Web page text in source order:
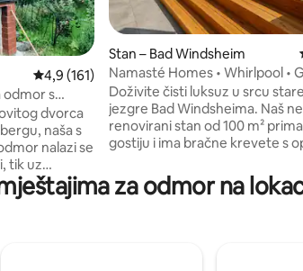
Prosječna ocjena: 4,9/5, recenzija: 161
4,9 (161)
odmor s
dvorca
naša s
nalazi se
tik uz
Naš smještaj
od
Stan – Bad Windsheim
Namasté Homes • Whirlpool •
Luksuzni smještaj
Doživite čisti luksuz u srcu
jezgre Bad Windsheima. Naš
renovirani stan od 100 m²
gostiju i ima bračne krevete s
vrhunsku kuhinju (uključujući
tanjura, hladnjak za vino i još
za odmor na